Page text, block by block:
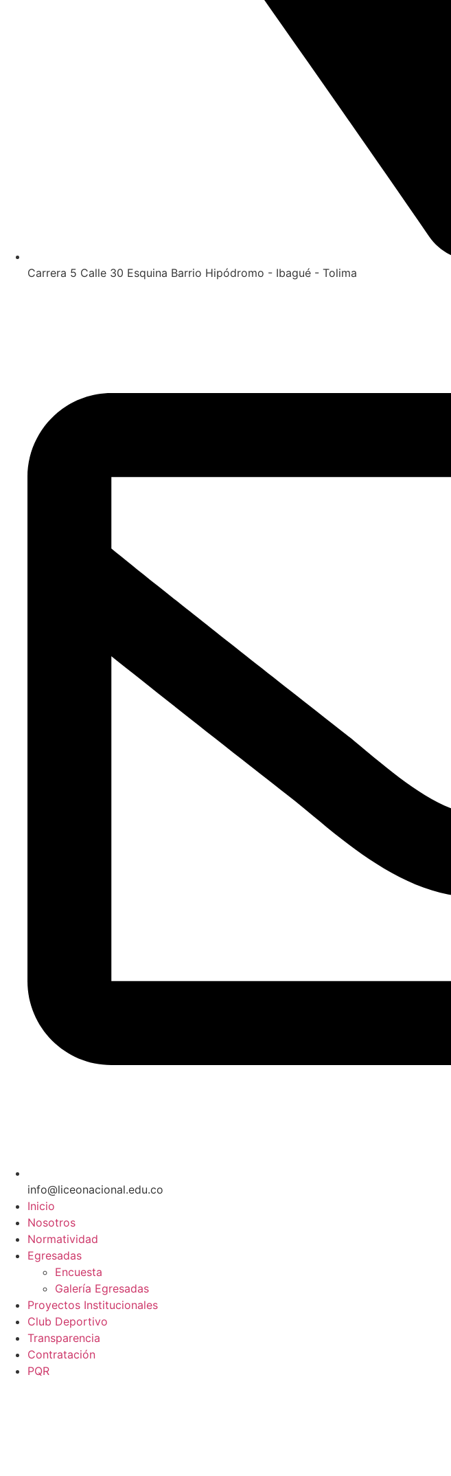
Carrera 5 Calle 30 Esquina Barrio Hipódromo - Ibagué - Tolima
info@liceonacional.edu.co
Inicio
Nosotros
Normatividad
Egresadas
Encuesta
Galería Egresadas
Proyectos Institucionales
Club Deportivo
Transparencia
Contratación
PQR